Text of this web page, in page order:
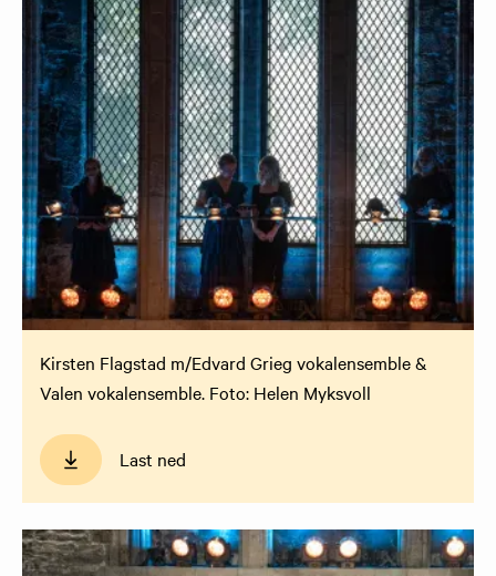
Kirsten Flagstad m/Edvard Grieg vokalensemble &
Valen vokalensemble. Foto: Helen Myksvoll
Last ned